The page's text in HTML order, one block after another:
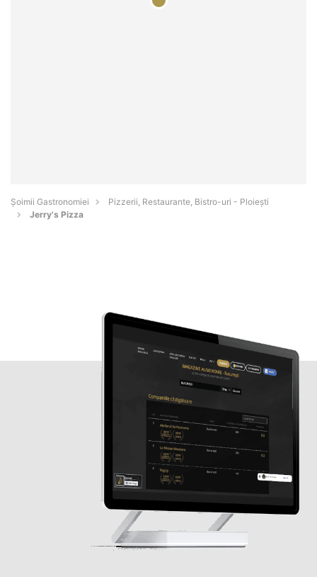
Șoimii Gastronomiei
Pizzerii, Restaurante, Bistro-uri - Ploieşti
Jerry's Pizza